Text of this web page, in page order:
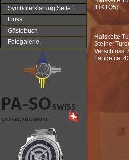
Symbolerklärung Seite 1
Links
Gästebuch
Fotogalerie
[HKTQ5]
Halskette
Steine:
Verschluss:
Länge ca.